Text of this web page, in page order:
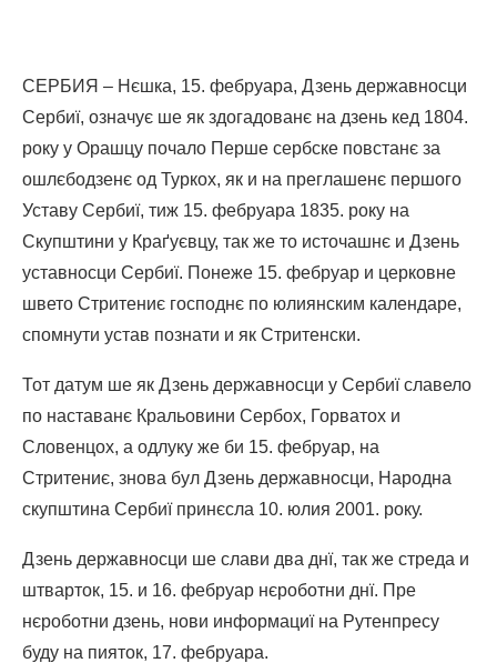
СЕРБИЯ – Нєшка, 15. фебруара, Дзень державносци
Сербиї, означує ше як здогадованє на дзень кед 1804.
року у Орашцу почало Перше сербске повстанє за
ошлєбодзенє од Туркох, як и на преглашенє першого
Уставу Сербиї, тиж 15. фебруара 1835. року на
Скупштини у Краґуєвцу, так же то источашнє и Дзень
уставносци Сербиї. Понеже 15. фебруар и церковне
швето Стритениє господнє по юлиянским календаре,
спомнути устав познати и як Стритенски.
Тот датум ше як Дзень державносци у Сербиї славело
по наставанє Кральовини Сербох, Горватох и
Словенцох, а одлуку же би 15. фебруар, на
Стритениє, знова бул Дзень державносци, Народна
скупштина Сербиї принєсла 10. юлия 2001. року.
Дзень державносци ше слави два днї, так же стреда и
штварток, 15. и 16. фебруар нєроботни днї. Пре
нєроботни дзень, нови информациї на Рутенпресу
буду на пияток, 17. фебруара.